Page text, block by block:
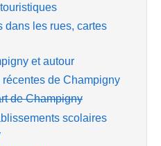
dans les rues, cartes
et autour
de Champigny
de Champigny
scolaires